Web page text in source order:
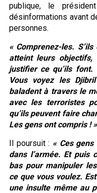
publique, le
désinformations avant
personnes.
« Comprenez-les.
atteint leurs
justifier ce qu’ils
Vous voyez les
baladent à travers le
avec les terroristes
qu’ils peuvent faire
Les gens ont compris !
Il poursuit : « Ces gens
dans l’armée. Et puis
bas pour manipuler
ce que vous voulez.
une insulte même au